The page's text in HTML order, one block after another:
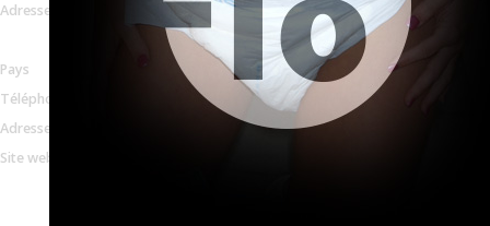
Adresse
14 bis, rue Roger
Voir sur la carte
Pays France
Téléphone 03 21 20 10 42
Adresse email
Site web